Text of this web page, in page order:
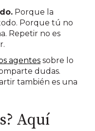
Porque la
Porque tú no
Repetir no es
agentes sobre lo
dudas.
también es una
Aquí